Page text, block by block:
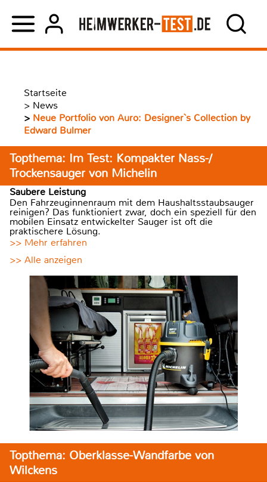
Startseite
> News
> Neue Portfolio von Auro: Designer`s Collection by
Edward Bulmer
Topthema: Im Test: Kompakter Nass-/
Trockensauger von Michelin
Saubere Leistung
Den Fahrzeuginnenraum mit dem Haushaltsstaubsauger
reinigen? Das funktioniert zwar, doch ein speziell für den
mobilen Einsatz entwickelter Sauger ist oft die
praktischere Lösung.
>> Mehr erfahren
>> Alle anzeigen
Topthema: Oberklasse-Wandfarbe von
Wilckens